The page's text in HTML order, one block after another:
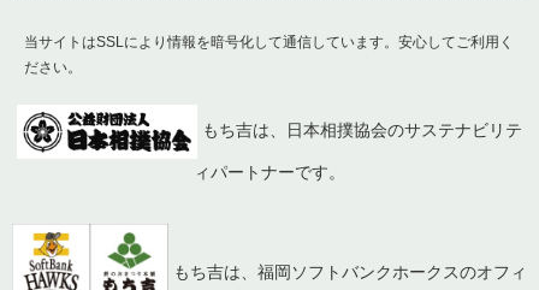
当サイトはSSLにより情報を暗号化して通信しています。安心してご利用く
ださい。
もち吉は、日本相撲協会のサステナビリテ
ィパートナーです。
もち吉は、福岡ソフトバンクホークスのオフィ